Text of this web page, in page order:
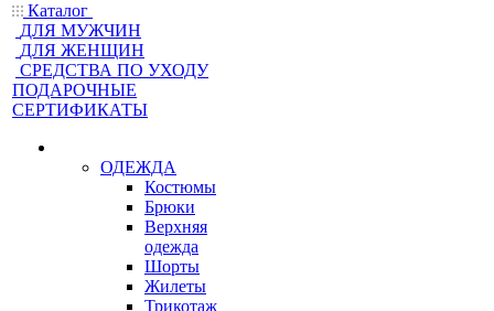
Каталог
ДЛЯ МУЖЧИН
ДЛЯ ЖЕНЩИН
CРЕДСТВА ПО УХОДУ
ПОДАРОЧНЫЕ
СЕРТИФИКАТЫ
ОДЕЖДА
Костюмы
Брюки
Верхняя
одежда
Шорты
Жилеты
Трикотаж